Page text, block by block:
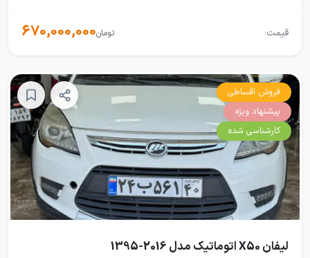
قیمت: 670,000,000تومان
فروش اقساطی
پیشنهاد ویژه
کارشناسی شده
لیفان X50 اتوماتیک مدل 2016-1395